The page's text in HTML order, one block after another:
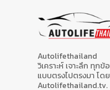
Autolifethailand
วิเคราะห์ เจาะลึก ทุก
แบบตรงไปตรงมา โด
Autolifethailand.tv.